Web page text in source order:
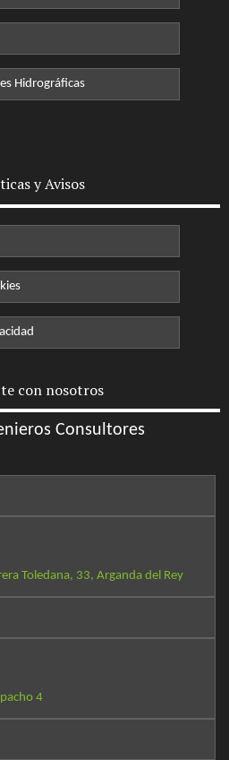
Hidrográficas
y Avisos
con nosotros
Consultores
Toledana, 33, Arganda del Rey
4